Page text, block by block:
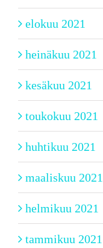
elokuu 2021
heinäkuu 2021
kesäkuu 2021
toukokuu 2021
huhtikuu 2021
maaliskuu 2021
helmikuu 2021
tammikuu 2021